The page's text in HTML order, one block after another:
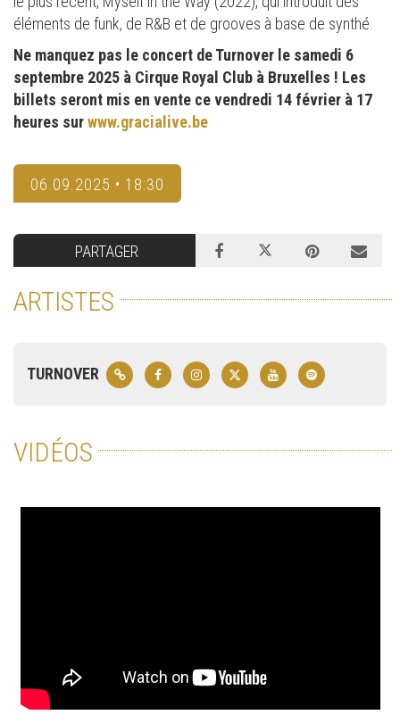
éléments de funk, de R&B et de grooves à base de synthé.
Ne manquez pas le concert de Turnover le samedi 6
septembre 2025 à Cirque Royal Club à Bruxelles ! Les
billets seront mis en vente ce vendredi 14 février à 17
heures surwww.gracialive.be
06.09.2025 • 18:30
PARTAGER
ARTISTES
TURNOVER
VIDÉOS